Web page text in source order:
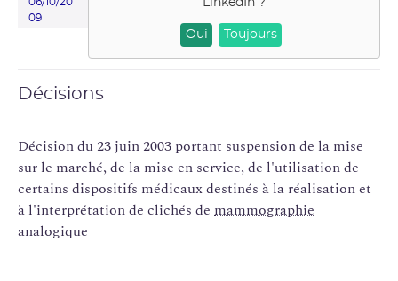
09
Oui Toujours
Décisions
Décision du 23 juin 2003 portant suspension de la mise
sur le marché, de la mise en service, de l'utilisation de
certains dispositifs médicaux destinés à la réalisation et
à l'interprétation de clichés de mammographie
analogique